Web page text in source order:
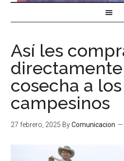
Así les
cosecha a los
campesinos
27 febrero, 2025 ByComunicacion